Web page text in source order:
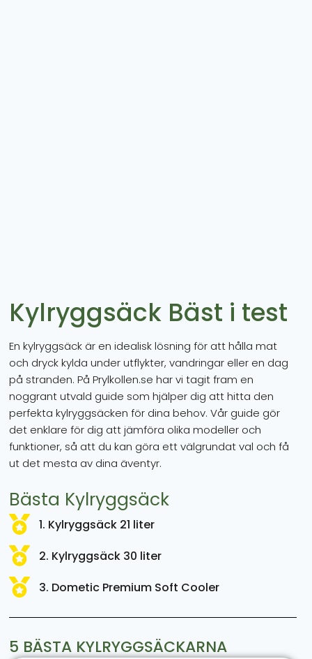
Kylryggsäck Bäst i test
En kylryggsäck är en idealisk lösning för att hålla mat
och dryck kylda under utflykter, vandringar eller en dag
på stranden. På Prylkollen.se har vi tagit fram en
noggrant utvald guide som hjälper dig att hitta den
perfekta kylryggsäcken för dina behov. Vår guide gör
det enklare för dig att jämföra olika modeller och
funktioner, så att du kan göra ett välgrundat val och få
ut det mesta av dina äventyr.
Bästa Kylryggsäck
1. Kylryggsäck 21 liter
2. Kylryggsäck 30 liter
3. Dometic Premium Soft Cooler
5 BÄSTA KYLRYGGSÄCKARNA